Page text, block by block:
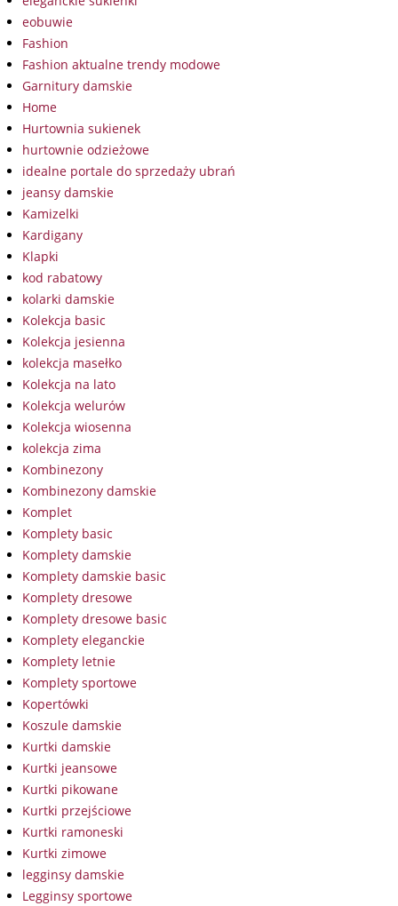
eobuwie
Fashion
Fashion aktualne trendy modowe
Garnitury damskie
Home
Hurtownia sukienek
hurtownie odzieżowe
idealne portale do sprzedaży ubrań
jeansy damskie
Kamizelki
Kardigany
Klapki
kod rabatowy
kolarki damskie
Kolekcja basic
Kolekcja jesienna
kolekcja masełko
Kolekcja na lato
Kolekcja welurów
Kolekcja wiosenna
kolekcja zima
Kombinezony
Kombinezony damskie
Komplet
Komplety basic
Komplety damskie
Komplety damskie basic
Komplety dresowe
Komplety dresowe basic
Komplety eleganckie
Komplety letnie
Komplety sportowe
Kopertówki
Koszule damskie
Kurtki damskie
Kurtki jeansowe
Kurtki pikowane
Kurtki przejściowe
Kurtki ramoneski
Kurtki zimowe
legginsy damskie
Legginsy sportowe